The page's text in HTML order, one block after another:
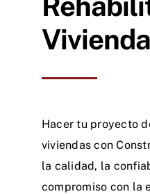
Hacer tu proyecto
viviendas con
la calidad, la
compromiso con la